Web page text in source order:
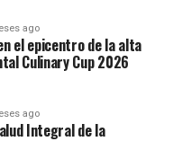
ago
el epicentro de la alta
Culinary Cup 2026
ago
Integral de la